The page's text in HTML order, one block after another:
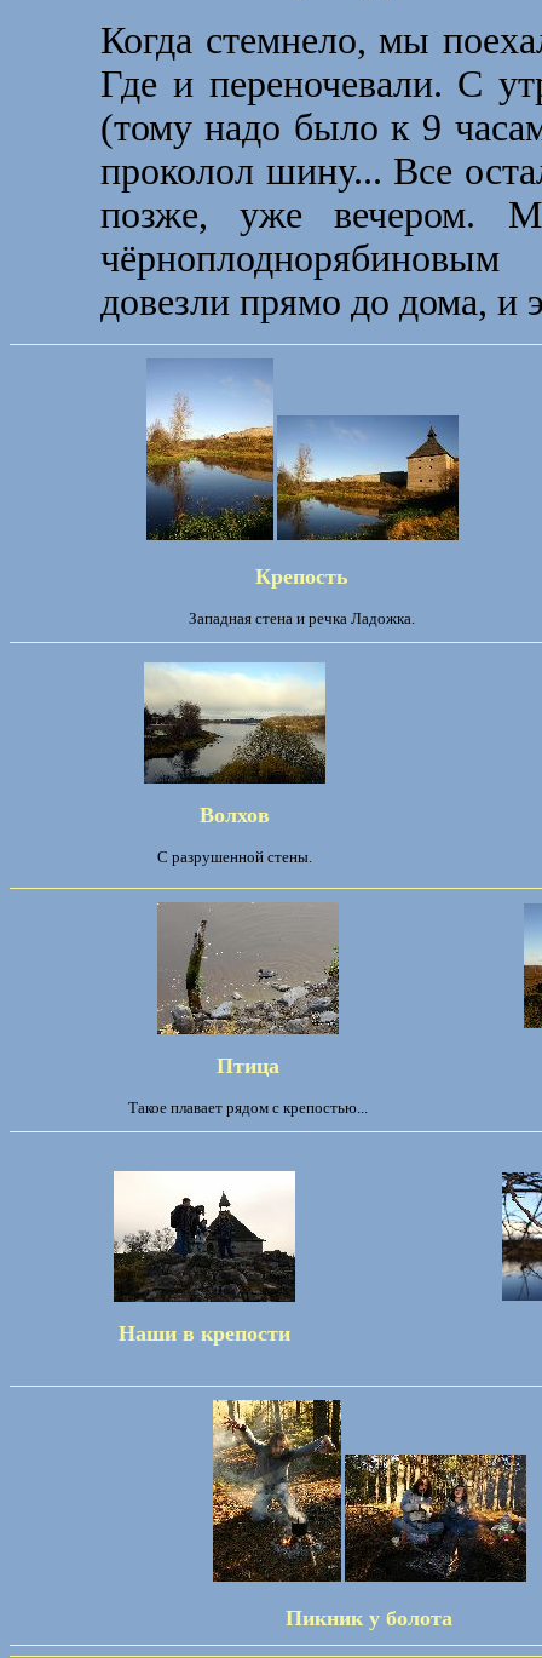
Когда стемнело, мы
Где и переночевали. С
(тому надо было к 9
проколол шину... Все
позже, уже вечером.
довезли прямо до дома, и
Крепость
Западная стена и речка Ладожка.
Волхов
С разрушенной стены.
Птица
Такое плавает рядом с крепостью...
Наши в крепости
Пикник у болота